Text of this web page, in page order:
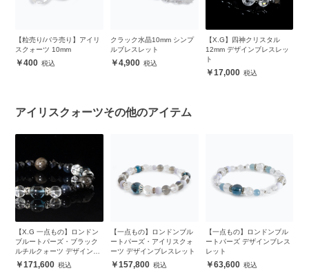
【粒売り/バラ売り】アイリ
スクォーツ 10mm
400
クラック水晶10mm シンプ
ルブレスレット
4,900
【X.G】四神クリスタル
12mm デザインブレスレッ
ト
17,000
アイリスクォーツその他のアイテム
【X.G 一点もの】ロンドン
ブルートパーズ・ブラック
ルチルクォーツ デザインブ
レスレット
171,600
【一点もの】ロンドンブル
ートパーズ・アイリスクォ
ーツ デザインブレスレット
157,800
【一点もの】ロンドンブル
ートパーズ デザインブレス
レット
63,600